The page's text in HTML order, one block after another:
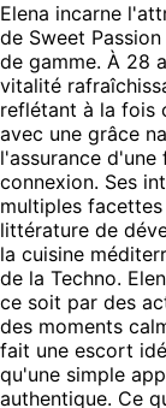
Elena incarne
de Sweet
de gamme. À 28
vitalité
reflétant à la fois
avec une grâce
l'assurance
connexion. Ses
multiples
littérature de
la cuisine
de la Techno.
ce soit par des
des moments
fait une escort
qu'une simple
authentique. Ce